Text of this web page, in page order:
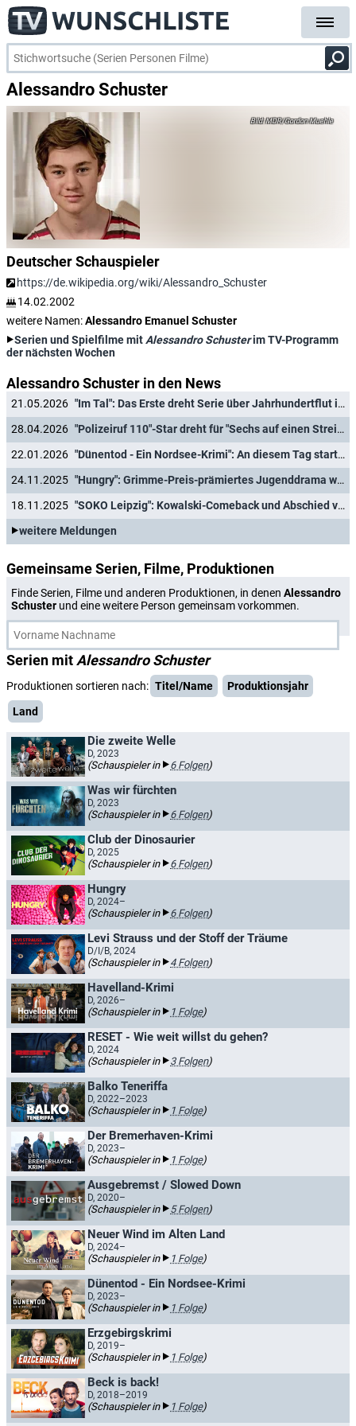
Alessandro Schuster
MDR/Gordon Muehle
Deutscher Schauspieler
https://de.wikipedia.org/wiki/Alessandro_Schuster
14.02.2002
weitere Namen:Alessandro Emanuel Schuster
Serien und Spielfilme mit Alessandro Schusterim TV-Programm
der nächsten Wochen
Alessandro Schuster in den News
21.05.2026
"Im Tal": Das Erste dreht Serie über Jahrhundertflut im Ahrtal mit Heino Ferch und Margarita Broich
28.04.2026
"Polizeiruf 110"-Star dreht für "Sechs auf einen Streich"-Reihe der ARD
22.01.2026
"Dünentod - Ein Nordsee-Krimi": An diesem Tag starten die neuen Folgen mit neuer Hauptdarstellerin
24.11.2025
"Hungry": Grimme-Preis-prämiertes Jugenddrama wird fortgesetzt
18.11.2025
"SOKO Leipzig": Kowalski-Comeback und Abschied von Urgestein nach dem Jahreswechsel
weitere Meldungen
Gemeinsame Serien, Filme, Produktionen
Finde Serien, Filme und anderen Produktionen, in denen Alessandro
Schuster und eine weitere Person gemeinsam vorkommen.
Serien mit Alessandro Schuster
Produktionen sortieren nach: Titel/Name
Produktionsjahr
Land
Die zweite Welle
D, 2023
(Schauspieler in 6 Folgen)
Was wir fürchten
D, 2023
(Schauspieler in 6 Folgen)
Club der Dinosaurier
D, 2025
(Schauspieler in 6 Folgen)
Hungry
D, 2024–
(Schauspieler in 6 Folgen)
Levi Strauss und der Stoff der Träume
D/I/B, 2024
(Schauspieler in 4 Folgen)
Havelland-Krimi
D, 2026–
(Schauspieler in 1 Folge)
RESET - Wie weit willst du gehen?
D, 2024
(Schauspieler in 3 Folgen)
Balko Teneriffa
D, 2022–2023
(Schauspieler in 1 Folge)
Der Bremerhaven-Krimi
D, 2023–
(Schauspieler in 1 Folge)
Ausgebremst / Slowed Down
D, 2020–
(Schauspieler in 5 Folgen)
Neuer Wind im Alten Land
D, 2024–
(Schauspieler in 1 Folge)
Dünentod - Ein Nordsee-Krimi
D, 2023–
(Schauspieler in 1 Folge)
Erzgebirgskrimi
D, 2019–
(Schauspieler in 1 Folge)
Beck is back!
D, 2018–2019
(Schauspieler in 1 Folge)